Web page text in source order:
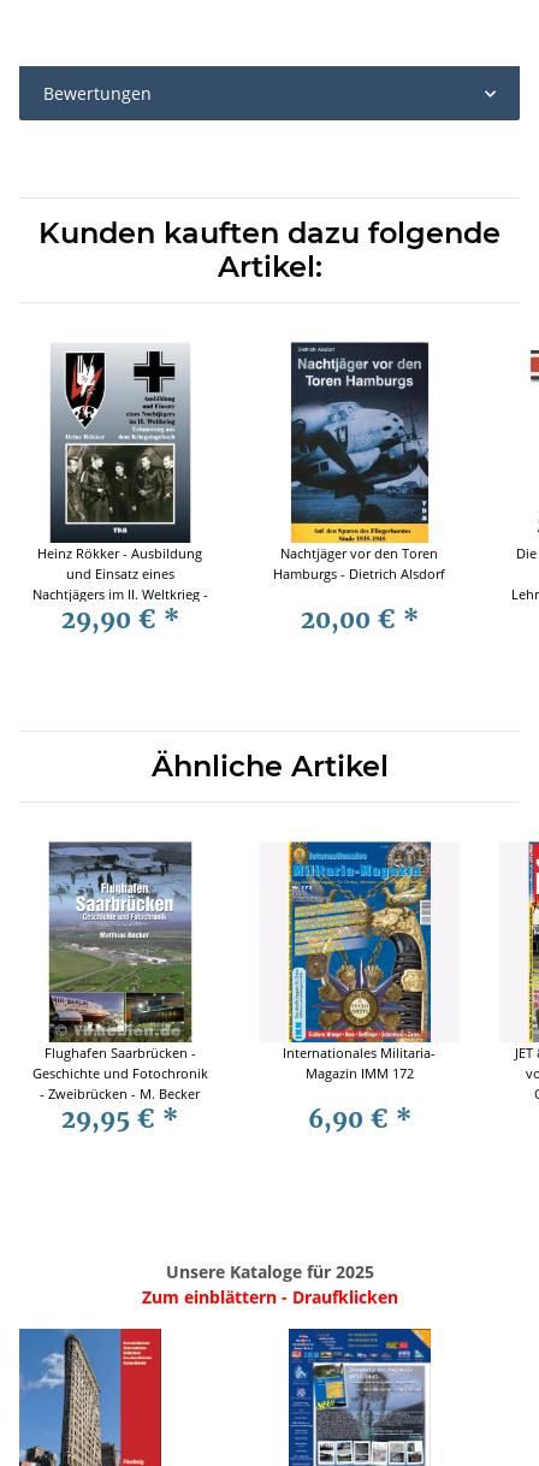
Bewertungen
Kunden kauften dazu folgende
Artikel:
Heinz Rökker - Ausbildung
und Einsatz eines
Nachtjägers im II. Weltkrieg -
Heinz Rökker
29,90 € *
Nachtjäger vor den Toren
Hamburgs - Dietrich Alsdorf
20,00 € *
Ähnliche Artikel
Flughafen Saarbrücken -
Geschichte und Fotochronik
- Zweibrücken - M. Becker
29,95 € *
Internationales Militaria-
Magazin IMM 172
6,90 € *
Unsere Kataloge für 2025
Zum einblättern - Draufklicken